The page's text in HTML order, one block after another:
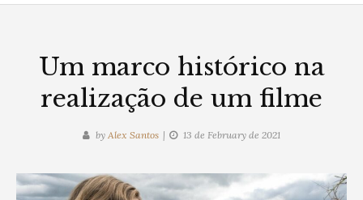
Um marco histórico na
realização de um filme
by Alex Santos 13 de February de 2021